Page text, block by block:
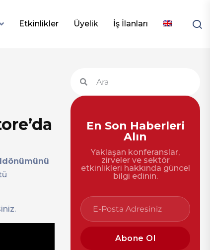
Etkinlikler Üyelik İş İlanları
En Son Haberleri
Alın
Yaklaşan konferanslar,
zirveler ve sektör
etkinlikleri hakkında güncel
bilgi edinin.
Abone Ol